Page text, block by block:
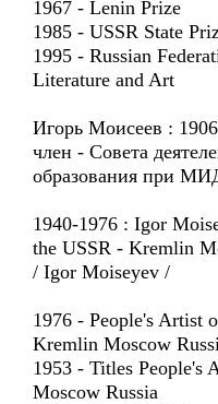
1967 - Lenin Prize
1985 - USSR State
1995 - Russian
Literature and Art
Игорь Моисеев :
член - Совета
образования при
1940-1976 : Igor
the USSR - Kremlin
/ Igor Moiseyev /
1976 - People's Artist
Kremlin Moscow
1953 - Titles People's
Moscow Russia